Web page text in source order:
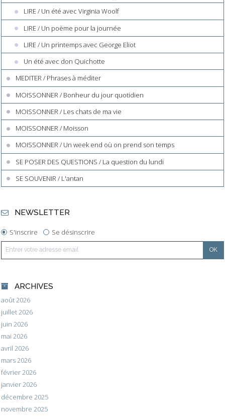
LIRE / Un été avec Virginia Woolf
LIRE / Un poème pour la journée
LIRE / Un printemps avec George Eliot
Un été avec don Quichotte
MEDITER / Phrases à méditer
MOISSONNER / Bonheur du jour quotidien
MOISSONNER / Les chats de ma vie
MOISSONNER / Moisson
MOISSONNER / Un week end où on prend son temps
SE POSER DES QUESTIONS / La question du lundi
SE SOUVENIR / L'antan
NEWSLETTER
S'inscrire Se désinscrire
ARCHIVES
août 2026
juillet 2026
juin 2026
mai 2026
avril 2026
mars 2026
février 2026
janvier 2026
décembre 2025
novembre 2025